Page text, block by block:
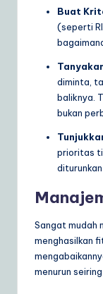
Buat
(seperti
diminta,
baliknya.
bukan
prioritas
Sangat mudah
menghasilkan
menurun